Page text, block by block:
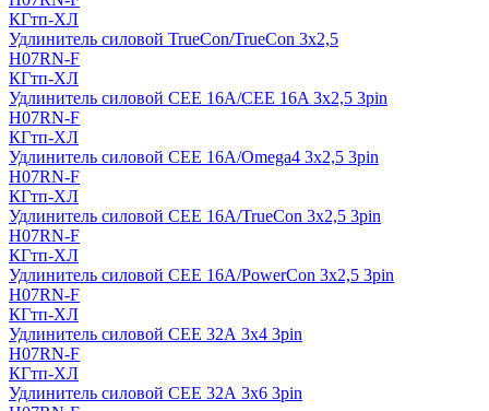
КГтп-ХЛ
Удлинитель силовой TrueCon/TrueCon 3х2,5
H07RN-F
КГтп-ХЛ
Удлинитель силовой CEE 16A/CEE 16A 3х2,5 3pin
H07RN-F
КГтп-ХЛ
Удлинитель силовой CEE 16A/Omega4 3х2,5 3pin
H07RN-F
КГтп-ХЛ
Удлинитель силовой CEE 16A/TrueCon 3х2,5 3pin
H07RN-F
КГтп-ХЛ
Удлинитель силовой CEE 16A/PowerCon 3х2,5 3pin
H07RN-F
КГтп-ХЛ
Удлинитель силовой CEE 32А 3х4 3pin
H07RN-F
КГтп-ХЛ
Удлинитель силовой CEE 32А 3х6 3pin